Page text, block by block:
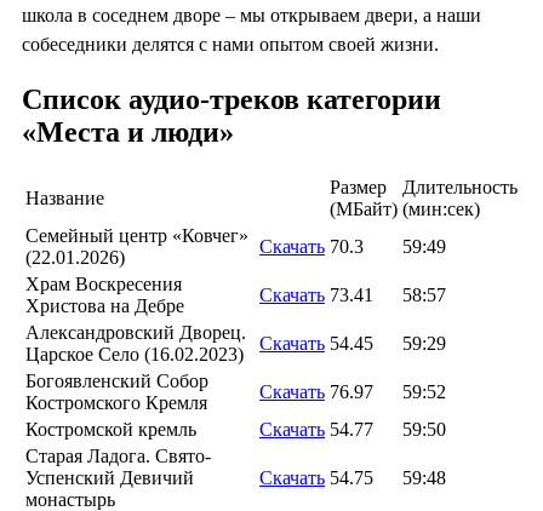
школа в соседнем дворе – мы открываем двери, а наши
собеседники делятся с нами опытом своей жизни.
Список аудио-треков категории
«Места и люди»
Название
Размер
(MБайт)
Длительность
(мин:сек)
Семейный центр «Ковчег»
(22.01.2026)
Скачать 70.3
59:49
Храм Воскресения
Христова на Дебре
Скачать 73.41
58:57
Александровский Дворец.
Царское Село (16.02.2023)
Скачать 54.45
59:29
Богоявленский Собор
Костромского Кремля
Скачать 76.97
59:52
Костромской кремль
Скачать 54.77
59:50
Старая Ладога. Свято-
Успенский Девичий
монастырь
Скачать 54.75 59:48